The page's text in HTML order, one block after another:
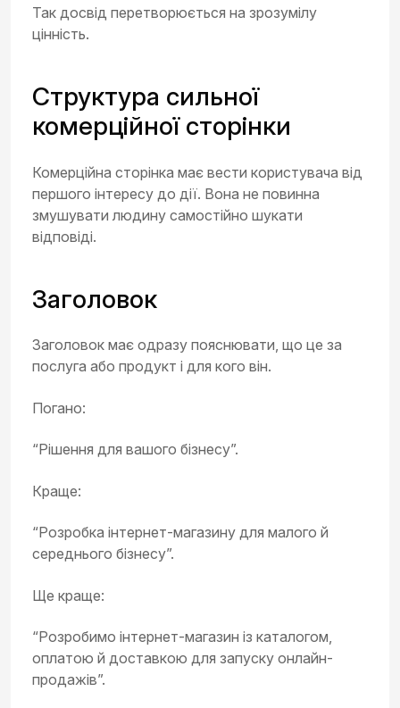
Так досвід перетворюється на зрозумілу
цінність.
Структура сильної
комерційної сторінки
Комерційна сторінка має вести користувача від
першого інтересу до дії. Вона не повинна
змушувати людину самостійно шукати
відповіді.
Заголовок
Заголовок має одразу пояснювати, що це за
послуга або продукт і для кого він.
Погано:
“Рішення для вашого бізнесу”.
Краще:
“Розробка інтернет-магазину для малого й
середнього бізнесу”.
Ще краще:
“Розробимо інтернет-магазин із каталогом,
оплатою й доставкою для запуску онлайн-
продажів”.